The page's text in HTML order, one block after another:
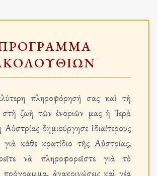
πληροφόρησή σας καὶ τὴ
στὴ ζωὴ τῶν ἐνοριῶν μας ἡ Ἱερὰ
δημιούργησε ἰδιαίτερους
γιὰ κάθε κρατίδιο τῆς Αὐστρίας,
νὰ πληροφορεῖστε γιὰ τὸ
πρόγραμμα, ἀνακοινώσεις καὶ νέα